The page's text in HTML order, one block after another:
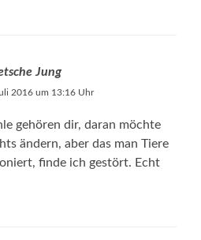
Jung
2016 um 13:16 Uhr
gehören dir, daran möchte
ändern, aber das man Tiere
finde ich gestört. Echt